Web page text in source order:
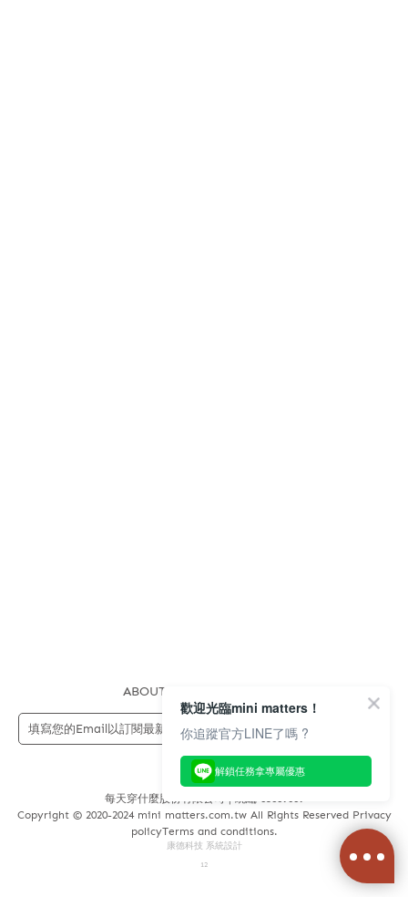
ABOUT US
每天穿什麼股份有限公司 | 統編 83689089
Copyright © 2020-2024 mini matters.com.tw All Rights Reserved Privacy
policyTerms and conditions.
康德科技 系統設計
12
歡迎光臨mini matters！
你追蹤官方LINE了嗎 ?
解鎖任務拿專屬優惠